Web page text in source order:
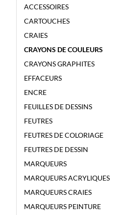
ACCESSOIRES
CARTOUCHES
CRAIES
CRAYONS DE COULEURS
CRAYONS GRAPHITES
EFFACEURS
ENCRE
FEUILLES DE DESSINS
FEUTRES
FEUTRES DE COLORIAGE
FEUTRES DE DESSIN
MARQUEURS
MARQUEURS ACRYLIQUES
MARQUEURS CRAIES
MARQUEURS PEINTURE
ECRITURE